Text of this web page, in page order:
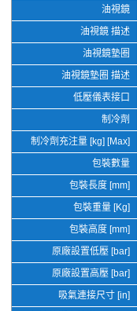
油視鏡
油視鏡 描述
油視鏡墊圈
油視鏡墊圈 描述
低壓儀表接口
制冷劑
制冷劑充注量 [kg] [Max]
包裝數量
包裝長度 [mm]
包裝重量 [Kg]
包裝高度 [mm]
原廠設置低壓 [bar]
原廠設置高壓 [bar]
吸氣連接尺寸 [in]